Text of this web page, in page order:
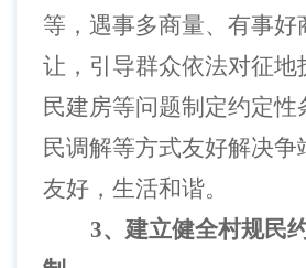
等，遇事多商量、有事好
让，引导群众依法对征地
民建房等问题制定约定性
民调解等方式友好解决争
友好，生活和谐。
3、建立健全村规民